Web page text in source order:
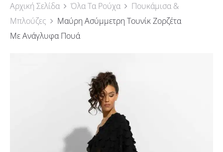
Αρχική Σελίδα Όλα Τα Ρούχα
Πουκάμισα &
Μπλούζες
Μαύρη Ασύμμετρη Τουνίκ Ζορζέτα
Με Ανάγλυφα Πουά